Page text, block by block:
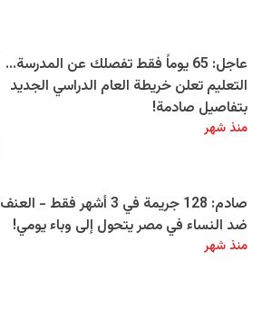
عاجل: 65 يوماً فقط تفصلك عن المدرسة...
التعليم تعلن خريطة العام الدراسي الجديد
بتفاصيل صادمة!
منذ شهر
صادم: 128 جريمة في 3 أشهر فقط - العنف
ضد النساء في مصر يتحول إلى وباء يومي!
منذ شهر